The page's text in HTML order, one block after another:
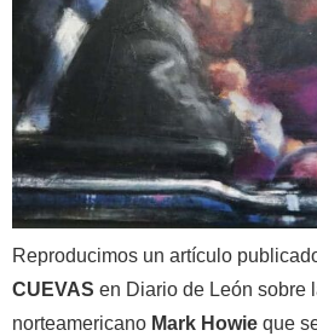
Reproducimos un artículo
CUEVAS en Diario de León sobre
norteamericano Mark Howie que